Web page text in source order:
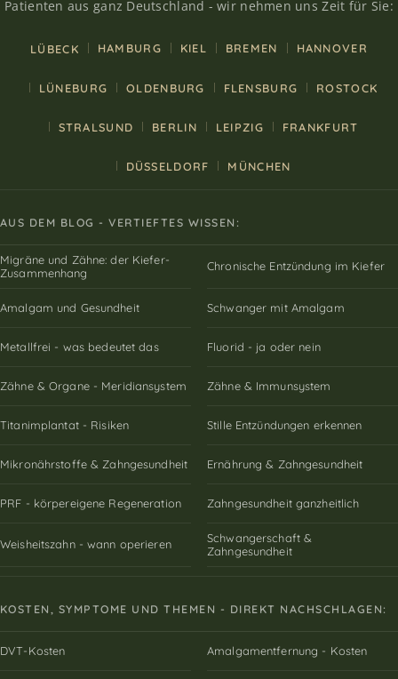
Patienten aus ganz Deutschland - wir nehmen uns Zeit für Sie:
LÜBECK HAMBURG KIEL BREMEN HANNOVER
LÜNEBURG OLDENBURG FLENSBURG ROSTOCK
STRALSUND BERLIN LEIPZIG FRANKFURT
DÜSSELDORF MÜNCHEN
AUS DEM BLOG - VERTIEFTES WISSEN:
Migräne und Zähne: der Kiefer-
Zusammenhang
Chronische Entzündung im Kiefer
Amalgam und Gesundheit Schwanger mit Amalgam
Metallfrei - was bedeutet das Fluorid - ja oder nein
Zähne & Organe - Meridiansystem Zähne & Immunsystem
Titanimplantat - Risiken Stille Entzündungen erkennen
Mikronährstoffe & Zahngesundheit Ernährung & Zahngesundheit
PRF - körpereigene Regeneration Zahngesundheit ganzheitlich
Weisheitszahn - wann operieren
Schwangerschaft &
Zahngesundheit
KOSTEN, SYMPTOME UND THEMEN - DIREKT NACHSCHLAGEN:
DVT-Kosten Amalgamentfernung - Kosten